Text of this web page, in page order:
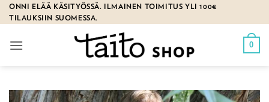
Skip
to
ONNI ELÄÄ KÄSITYÖSSÄ. ILMAINEN TOIMITUS YLI 100€
TILAUKSIIN SUOMESSA.
0